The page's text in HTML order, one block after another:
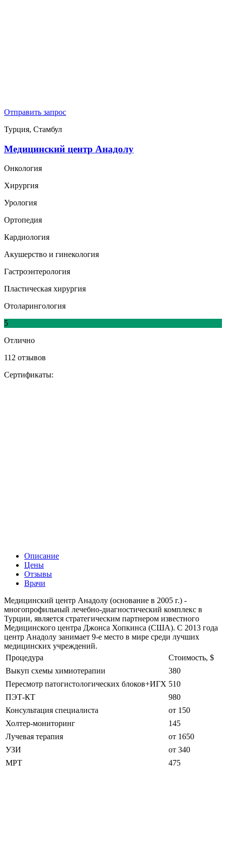
Отправить запрос
Турция, Стамбул
Медицинский центр Анадолу
Онкология
Хирургия
Урология
Ортопедия
Кардиология
Акушерство и гинекология
Гастроэнтерология
Пластическая хирургия
Отоларингология
5
Отлично
112 отзывов
Сертификаты:
Описание
Цены
Отзывы
Врачи
Медицинский центр Анадолу (основание в 2005 г.) -
многопрофильный лечебно-диагностический комплекс в
Турции, является стратегическим партнером известного
Медицинского центра Джонса Хопкинса (США). С 2013 года
центр Анадолу занимает 9-е место в мире среди лучших
медицинских учреждений.
Процедура
Стоимость, $
Выкуп схемы химиотерапии
380
Пересмотр патогистологических блоков+ИГХ 510
ПЭТ-КТ
980
Консультация специалиста
от 150
Холтер-мониторинг
145
Лучевая терапия
от 1650
УЗИ
от 340
МРТ
475